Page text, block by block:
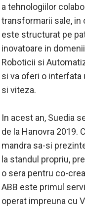
a tehnologiilor
transformarii sale, in
este structurat pe
inovatoare in
Roboticii si
si va oferi o
si viteza.
In acest an, Suedia
de la Hanovra 2019.
mandra sa-si
la standul propriu,
o sera pentru co-
ABB este primul
operat impreuna cu